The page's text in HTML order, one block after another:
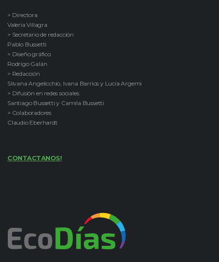
> Directora
Valeria Villagra
> Secretario de redacción
Pablo Bussetti
> Diseño gráfico
Rodrigo Galán
> Redacción
Silvana Angelicchio, Ivana Barrios y Lucía Argemi
> Difusión en redes sociales
Santiago Bussetti y Camila Bussetti
> Colaboradores
Claudio Eberhardt
CONTACTANOS!